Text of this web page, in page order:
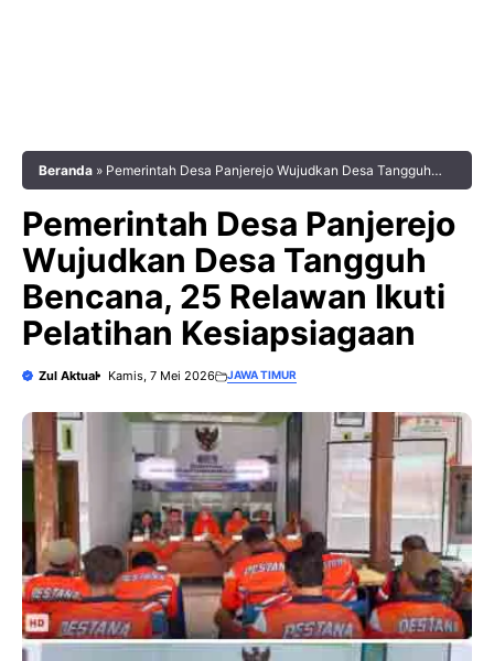
Beranda » Pemerintah Desa Panjerejo Wujudkan Desa Tangguh
Pemerintah Desa Panjerejo
Wujudkan Desa Tangguh
Bencana, 25 Relawan Ikuti
Pelatihan Kesiapsiagaan
Zul Aktual Kamis, 7 Mei 2026 JAWA TIMUR